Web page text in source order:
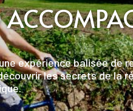
expérience balisée de
les secrets de la